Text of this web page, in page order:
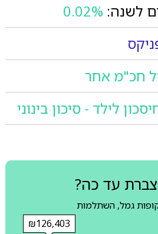
לשנה: 0.02%
חכ"מ אחר
לילד - סיכון בינוני
עד כה?
גמל, השתלמות
₪126,403